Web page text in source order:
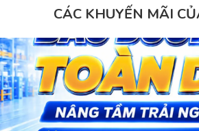
CÁC KHUYẾN MÃI